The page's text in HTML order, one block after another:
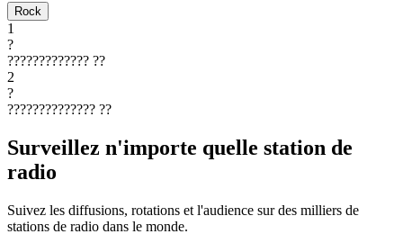
Rock
1
?
????????????? ??
2
?
?????????????? ??
Surveillez n'importe quelle station de
radio
Suivez les diffusions, rotations et l'audience sur des milliers de
stations de radio dans le monde.